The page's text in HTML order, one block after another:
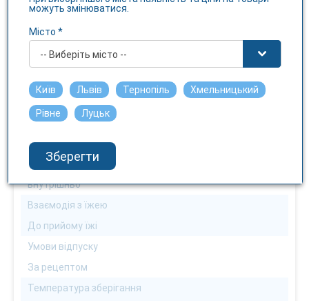
Можна алергікам
Можна діабетикам
Можна
Можна водіям
Ні
Спосіб застосування
внутрішньо
Взаємодія з їжею
До прийому їжі
Умови відпуску
За рецептом
Температура зберігання
можуть змінюватися.
Місто *
-- Виберіть місто --
Київ Львів Тернопіль Хмельницький
Рівне Луцьк
Зберегти